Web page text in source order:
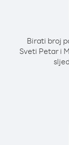
Birati broj
Sveti Petar i